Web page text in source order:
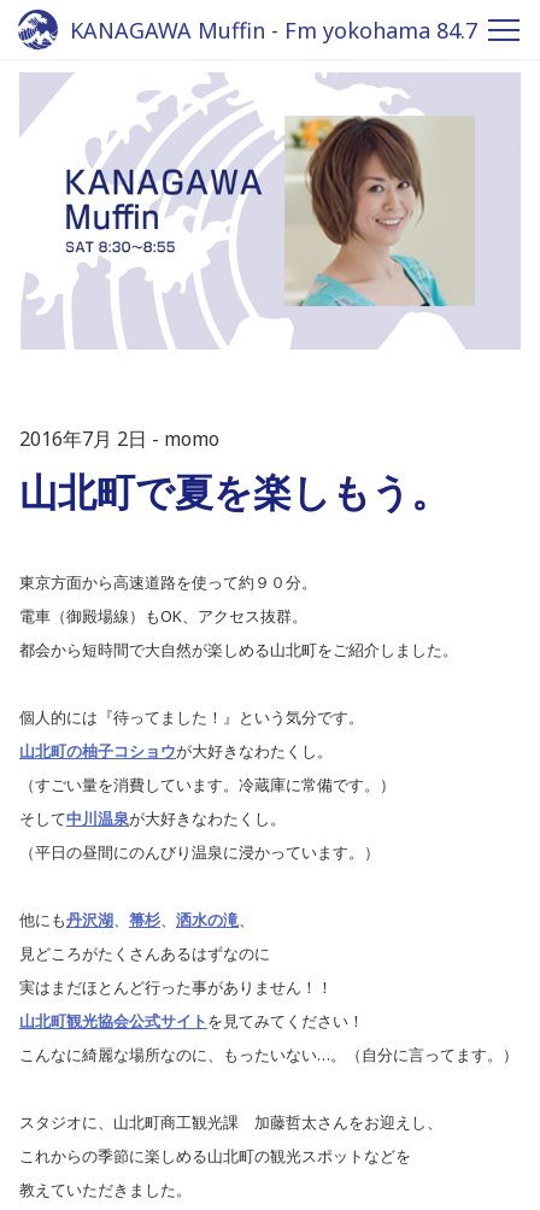
KANAGAWA Muffin - Fm yokohama 84.7
2016年7月 2日 momo
山北町で夏を楽しもう。
東京方面から高速道路を使って約９０分。
電車（御殿場線）もOK、アクセス抜群。
都会から短時間で大自然が楽しめる山北町をご紹介しました。
個人的には『待ってました！』という気分です。
山北町の柚子コショウが大好きなわたくし。
（すごい量を消費しています。冷蔵庫に常備です。）
そして中川温泉が大好きなわたくし。
（平日の昼間にのんびり温泉に浸かっています。）
他にも丹沢湖 箒杉 洒水の滝
見どころがたくさんあるはずなのに
実はまだほとんど行った事がありません！！
山北町観光協会公式サイトを見てみてください！
こんなに綺麗な場所なのに、もったいない…。（自分に言ってます。）
スタジオに、山北町商工観光課 加藤哲太さんをお迎えし、
これからの季節に楽しめる山北町の観光スポットなどを
教えていただきました。